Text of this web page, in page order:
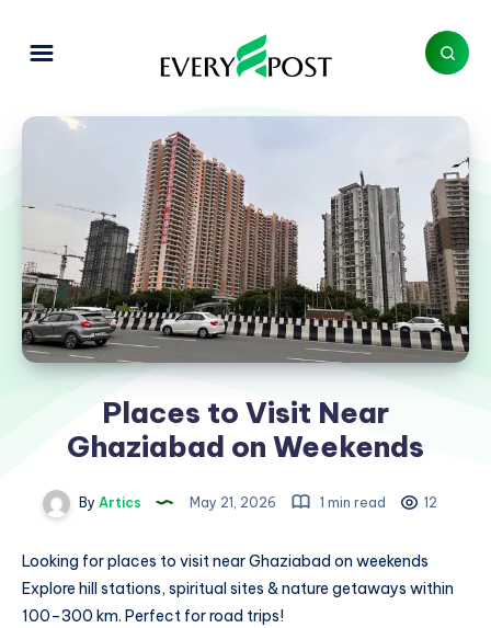
Places to Visit Near
Ghaziabad on Weekends
By Artics May 21, 2026 1 min read 12
Looking forplaces to visit near Ghaziabad on weekends
Explore hill stations, spiritual sites & nature getaways within
100–300 km. Perfect for road trips!